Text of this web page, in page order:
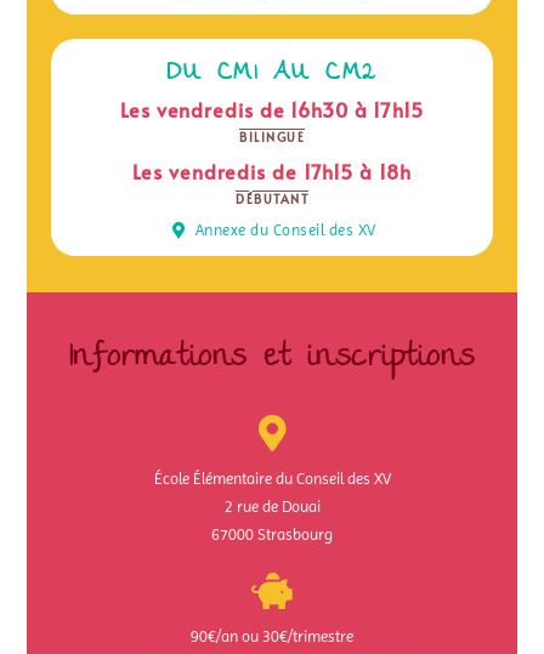
DU CM1 AU CM2
Les vendredis de 16h30 à 17h15
BILINGUE
Les vendredis de 17h15 à 18h
DÉBUTANT
Annexe du Conseil des XV
Informations et inscriptions
École Élémentaire du Conseil des XV
2 rue de Douai
67000 Strasbourg
90€/an ou 30€/trimestre